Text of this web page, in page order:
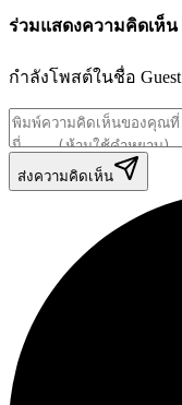
ร่วมแสดงความคิดเห็น
กำลังโพสต์ในชื่อ Guest
ส่งความคิดเห็น